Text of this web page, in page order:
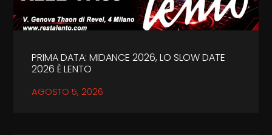
PRIMA DATA: MIDANCE 2026, LO SLOW DATE
2026 È LENTO
AGOSTO 5, 2026